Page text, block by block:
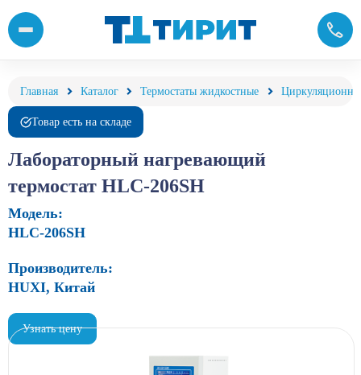
Главная Каталог Термостаты жидкостные
Товар есть на складе
Лабораторный нагревающий
термостат HLC-206SH
Модель:
HLC-206SH
Производитель:
HUXI, Китай
Узнать цену